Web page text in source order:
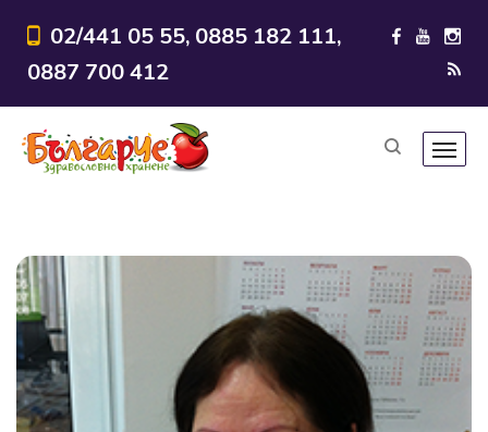
02/441 05 55, 0885 182 111,
0887 700 412